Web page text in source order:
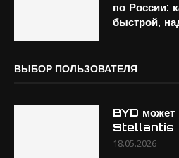
по России:
быстрой,
ВЫБОР ПОЛЬЗОВАТЕЛЯ
BYD
Stellantis
18.05.2026